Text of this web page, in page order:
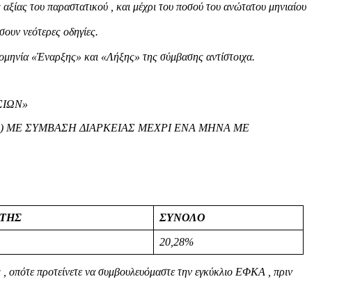
του παραστατικού , και μέχρι του ποσού του ανώτατου μηνιαίου
νεότερες οδηγίες.
«Έναρξης» και «Λήξης» της σύμβασης αντίστοιχα.
ΜΕ ΣΥΜΒΑΣΗ ΔΙΑΡΚΕΙΑΣ ΜΕΧΡΙ ΕΝΑ ΜΗΝΑ ΜΕ
ΣΥΝΟΛΟ
20,28%
προτείνετε να συμβουλευόμαστε την εγκύκλιο ΕΦΚΑ , πριν